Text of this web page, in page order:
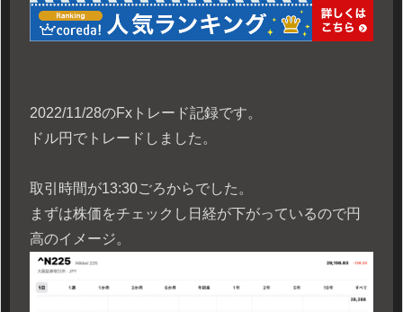
2022/11/28のFxトレード記録です。
ドル円でトレードしました。
取引時間が13:30ごろからでした。
まずは株価をチェックし日経が下がっているので円
高のイメージ。